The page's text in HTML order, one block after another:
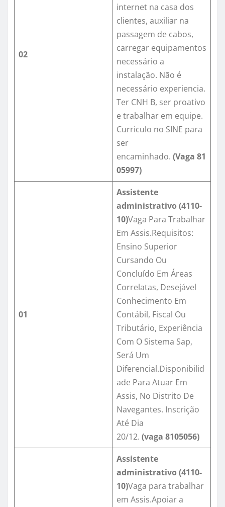
02
internet na casa dos
clientes, auxiliar na
passagem de cabos,
carregar equipamentos
necessário a
instalação. Não é
necessário experiencia.
Ter CNH B, ser proativo
e trabalhar em equipe.
Curriculo no SINE para
ser
encaminhado. (Vaga 81
05997)
01
Assistente
administrativo (4110-
10)Vaga Para Trabalhar
Em Assis.Requisitos:
Ensino Superior
Cursando Ou
Concluído Em Áreas
Correlatas, Desejável
Conhecimento Em
Contábil, Fiscal Ou
Tributário, Experiência
Com O Sistema Sap,
Será Um
Diferencial.Disponibilid
ade Para Atuar Em
Assis, No Distrito De
Navegantes. Inscrição
Até Dia
20/12. (vaga 8105056)
Assistente
administrativo (4110-
10)Vaga para trabalhar
em Assis.Apoiar a